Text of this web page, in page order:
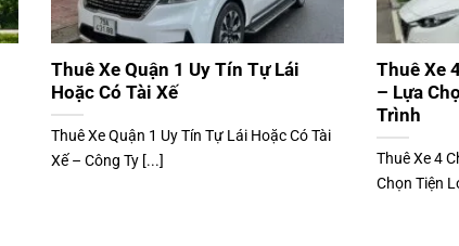
Thuê Xe Quận 1 Uy Tín Tự Lái
Hoặc Có Tài Xế
Thuê Xe Quận 1 Uy Tín Tự Lái Hoặc Có Tài
Xế – Công Ty [...]
Thuê Xe
– Lựa
Trình
Thuê Xe 4
Chọn Tiện